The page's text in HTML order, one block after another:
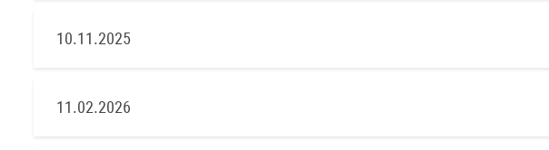
10.11.2025
11.02.2026